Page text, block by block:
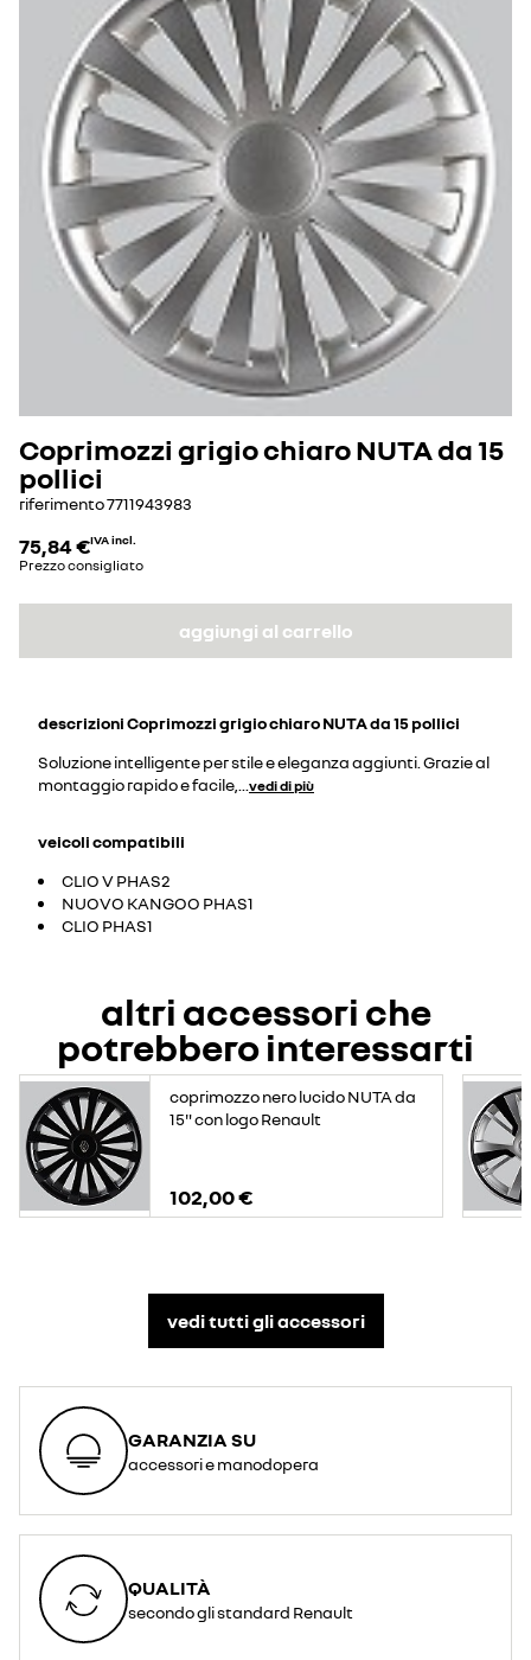
Coprimozzi grigio chiaro NUTA da 15
pollici
riferimento7711943983
75,84 €IVA incl.
Prezzo consigliato
aggiungi al carrello
descrizioniCoprimozzi grigio chiaro NUTA da 15 pollici
Soluzione intelligente per stile e eleganza aggiunti. Grazie al
montaggio rapido e facile,
vedi di più
veicoli compatibili
CLIO V PHAS2
NUOVO KANGOO PHAS1
CLIO PHAS1
altri accessori che
potrebbero interessarti
coprimozzo nero lucido NUTA da
15" con logo Renault
102,00 €
vedi tutti gli accessori​
GARANZIA SU
accessori e manodopera
QUALITÀ
secondo gli standard Renault